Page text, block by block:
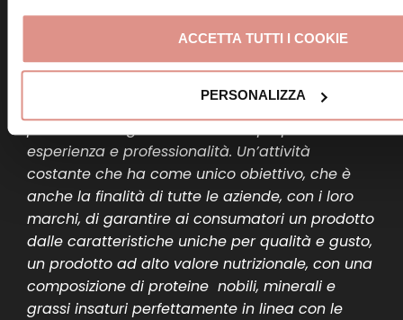
ACCETTA TUTTI I COOKIE
PERSONALIZZA
agricole, alimentari e forestali promuove la
Mortadella Bologna IGP e svolge attività di
difesa del marchio e della Denominazione dalle
garantisce un’alta qualità di base che ogni
produttore migliora secondo la propria
esperienza e professionalità. Un’attività
costante che ha come unico obiettivo, che è
anche la finalità di tutte le aziende, con i loro
marchi, di garantire ai consumatori un prodotto
dalle caratteristiche uniche per qualità e gusto,
un prodotto ad alto valore nutrizionale, con una
composizione di proteine nobili, minerali e
grassi insaturi perfettamente in linea con le